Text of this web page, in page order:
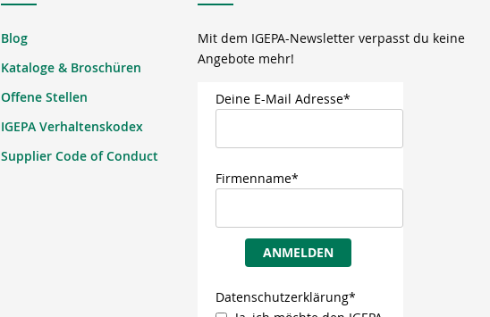
Blog
Kataloge & Broschüren
Offene Stellen
IGEPA Verhaltenskodex
Supplier Code of Conduct
Mit dem IGEPA-Newsletter verpasst du keine
Angebote mehr!
Deine E-Mail Adresse*
Firmenname*
ANMELDEN
Datenschutzerklärung*